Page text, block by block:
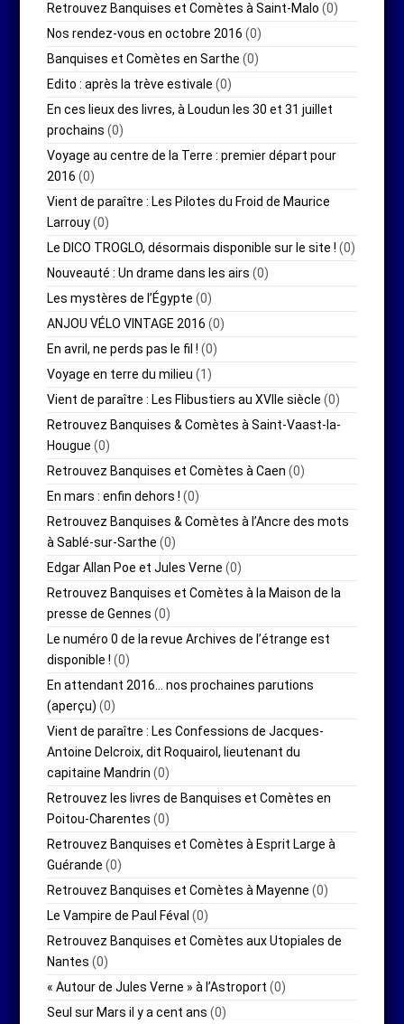
Retrouvez Banquises et Comètes à Saint-Malo (0)
Nos rendez-vous en octobre 2016 (0)
Banquises et Comètes en Sarthe (0)
Edito : après la trève estivale (0)
En ces lieux des livres, à Loudun les 30 et 31 juillet
prochains (0)
Voyage au centre de la Terre : premier départ pour
2016 (0)
Vient de paraître : Les Pilotes du Froid de Maurice
Larrouy(0)
Le DICO TROGLO, désormais disponible sur le site ! (0)
Nouveauté : Un drame dans les airs (0)
Les mystères de l’Égypte (0)
ANJOU VÉLO VINTAGE 2016 (0)
En avril, ne perds pas le fil ! (0)
Voyage en terre du milieu (1)
Vient de paraître : Les Flibustiers au XVIIe siècle (0)
Retrouvez Banquises & Comètes à Saint-Vaast-la-
Hougue (0)
Retrouvez Banquises et Comètes à Caen (0)
En mars : enfin dehors ! (0)
Retrouvez Banquises & Comètes à l’Ancre des mots
à Sablé-sur-Sarthe (0)
Edgar Allan Poe et Jules Verne (0)
Retrouvez Banquises et Comètes à la Maison de la
presse de Gennes (0)
Le numéro 0 de la revue Archives de l’étrange est
disponible ! (0)
En attendant 2016… nos prochaines parutions
(aperçu) (0)
Vient de paraître : Les Confessions de Jacques-
Antoine Delcroix, dit Roquairol, lieutenant du
capitaine Mandrin (0)
Retrouvez les livres de Banquises et Comètes en
Poitou-Charentes (0)
Retrouvez Banquises et Comètes à Esprit Large à
Guérande (0)
Retrouvez Banquises et Comètes à Mayenne (0)
Le Vampire de Paul Féval (0)
Retrouvez Banquises et Comètes aux Utopiales de
Nantes (0)
« Autour de Jules Verne » à l’Astroport (0)
Seul sur Mars il y a cent ans (0)